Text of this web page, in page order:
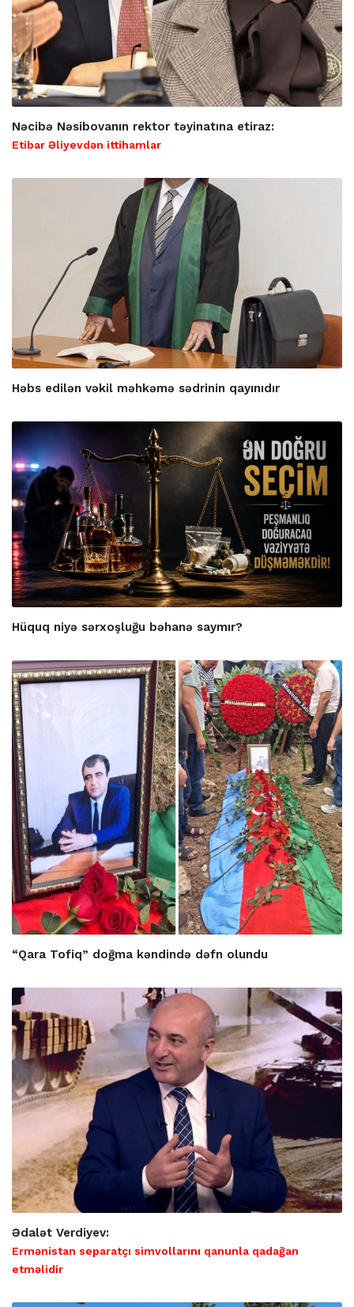
Nəcibə Nəsibovanın rektor təyinatına etiraz:
Etibar Əliyevdən ittihamlar
Həbs edilən vəkil məhkəmə sədrinin qayınıdır
Hüquq niyə sərxoşluğu bəhanə saymır?
“Qara Tofiq” doğma kəndində dəfn olundu
Ədalət Verdiyev:
Ermənistan separatçı simvollarını qanunla qadağan
etməlidir